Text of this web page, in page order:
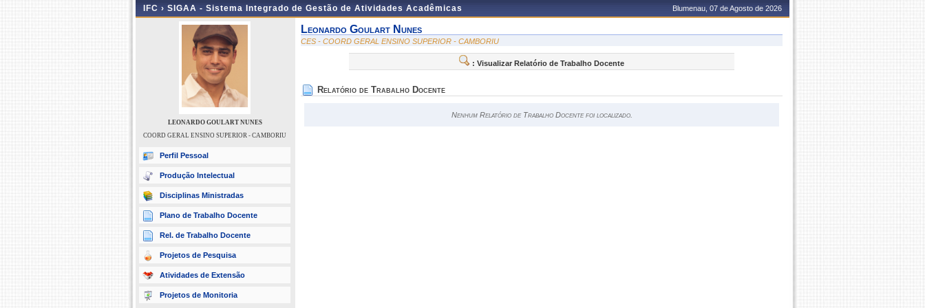
IFC › SIGAA - Sistema Integrado de Gestão de Atividades Acadêmicas Blumenau, 07 de Agosto de 2026
LEONARDO GOULART NUNES
COORD GERAL ENSINO SUPERIOR - CAMBORIU
Perfil Pessoal
Produção Intelectual
Disciplinas Ministradas
Plano de Trabalho Docente
Rel. de Trabalho Docente
Projetos de Pesquisa
Atividades de Extensão
Projetos de Monitoria
Leonardo Goulart Nunes
CES - COORD GERAL ENSINO SUPERIOR - CAMBORIU
: Visualizar Relatório de Trabalho Docente
Relatório de Trabalho Docente
Nenhum Relatório de Trabalho Docente foi localizado.